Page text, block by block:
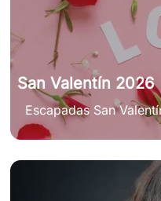
San Valentín 2026
Escapadas San